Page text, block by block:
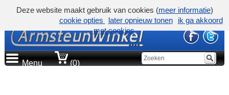
Menu (0)
Deze website maakt gebruik van cookies (meer informatie)
cookie opties
later opnieuw tonen
ik ga akkoord
met cookies